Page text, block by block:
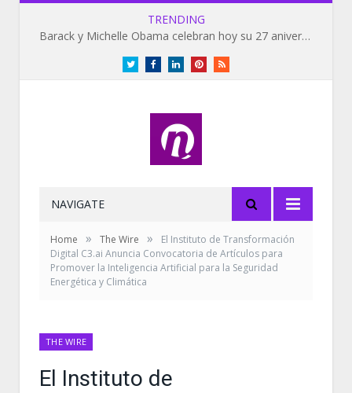
TRENDING
Barack y Michelle Obama celebran hoy su 27 aniversario de bodas
TwitterFacebookLinkedInPinterestRSS
NAVIGATE
Home » The Wire »
El Instituto de Transformación
Digital C3.ai Anuncia Convocatoria de Artículos para
Promover la Inteligencia Artificial para la Seguridad
Energética y Climática
THE WIRE
El Instituto de